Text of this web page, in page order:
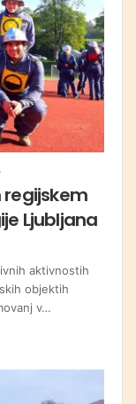
regijskem
Ljubljana
aktivnostih
objektih
v…